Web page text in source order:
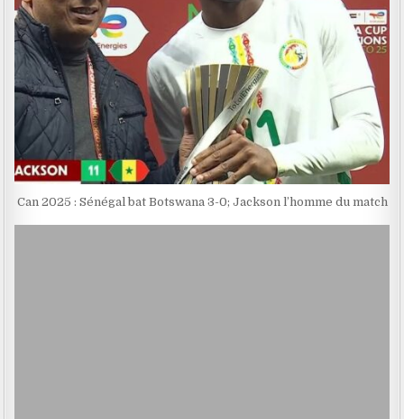
Can 2025 : Sénégal bat Botswana 3-0; Jackson l’homme du match